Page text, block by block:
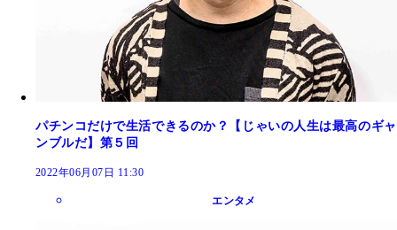
パチンコだけで生活できるのか？【じゃいの人生は最高のギャ
ンブルだ】第５回
2022年06月07日 11:30
エンタメ